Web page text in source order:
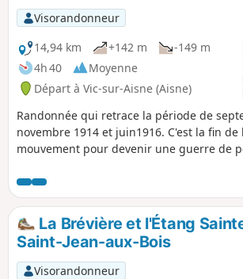
Visorandonneur
14,94 km
+142 m
-149 m
4h 40
Moyenne
Départ à Vic-sur-Aisne (Aisne)
Randonnée qui retrace la période de
novembre 1914 et juin1916. C'est la fin
mouvement pour devenir une guerre de
Colonel Reboul (juin 1916), le monument
Vingré (novembre-décembre 1914), la
ruines de la ferme de Confrecourt et les
(septembre 1914).
La Brévière et l'Étang
Saint-Jean-aux-Bois
Visorandonneur